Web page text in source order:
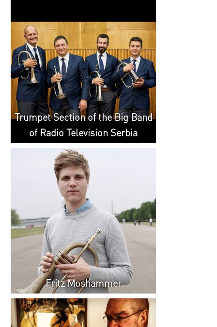
Trumpet Section of the Big Band
of Radio Television Serbia
Fritz Moshammer